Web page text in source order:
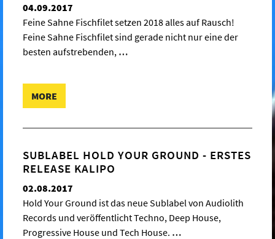
04.09.2017
Feine Sahne Fischfilet setzen 2018 alles auf Rausch!
Feine Sahne Fischfilet sind gerade nicht nur eine der
besten aufstrebenden, …
MORE
SUBLABEL HOLD YOUR GROUND - ERSTES
RELEASE KALIPO
02.08.2017
Hold Your Ground ist das neue Sublabel von Audiolith
Records und veröffentlicht Techno, Deep House,
Progressive House und Tech House. …